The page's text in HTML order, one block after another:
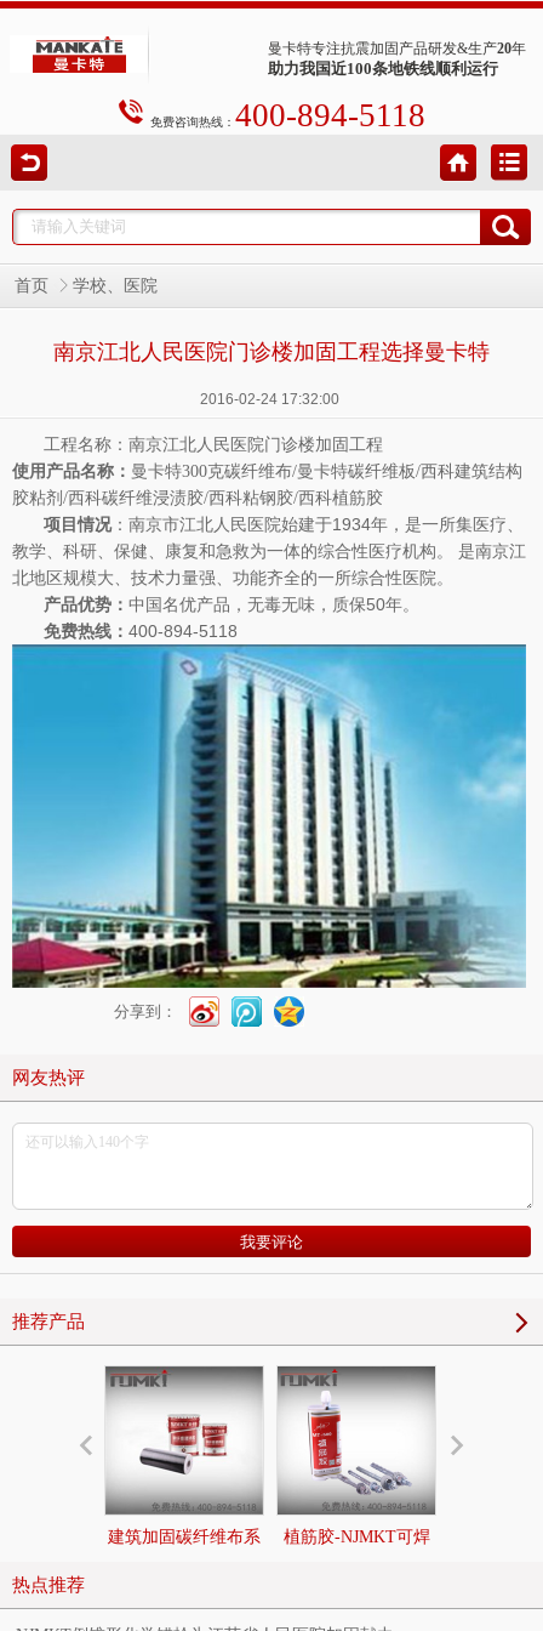
曼卡特专注抗震加固产品研发&生产20年
助力我国近100条地铁线顺利运行
免费咨询热线： 400-894-5118
首页 学校、医院
南京江北人民医院门诊楼加固工程选择曼卡特
2016-02-24 17:32:00
工程名称： 南京江北人民医院门诊楼加固工程
使用产品名称： 曼卡特300克碳纤维布/曼卡特碳纤维板/西科建筑结构
胶粘剂/西科碳纤维浸渍胶/西科粘钢胶/西科植筋胶
项目情况： 南京市江北人民医院始建于1934年，是一所集医疗、
教学、科研、保健、康复和急救为一体的综合性医疗机构。 是南京江
北地区规模大、技术力量强、功能齐全的一所综合性医院。
产品优势： 中国名优产品，无毒无味，质保50年。
免费热线： 400-894-5118
分享到：
网友热评
推荐产品
建筑加固碳纤维布系 植筋胶-NJMKT可焊
热点推荐